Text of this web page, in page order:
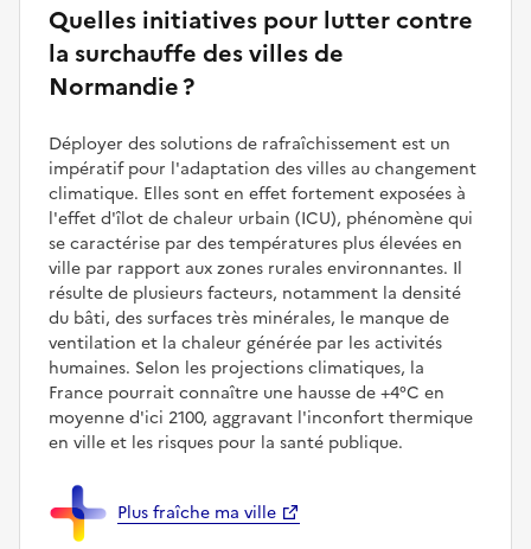
Quelles initiatives pour lutter contre
la surchauffe des villes de
Normandie ?
Déployer des solutions de rafraîchissement est un
impératif pour l'adaptation des villes au changement
climatique. Elles sont en effet fortement exposées à
l'effet d'îlot de chaleur urbain (ICU), phénomène qui
se caractérise par des températures plus élevées en
ville par rapport aux zones rurales environnantes. Il
résulte de plusieurs facteurs, notamment la densité
du bâti, des surfaces très minérales, le manque de
ventilation et la chaleur générée par les activités
humaines. Selon les projections climatiques, la
France pourrait connaître une hausse de +4°C en
moyenne d'ici 2100, aggravant l'inconfort thermique
en ville et les risques pour la santé publique.
Plus fraîche ma ville